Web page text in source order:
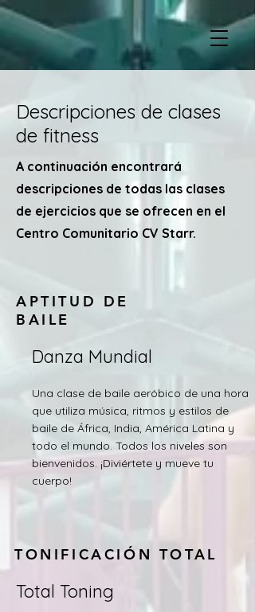
Descripciones de clases
de fitness
A continuación encontrará
descripciones de todas las clases
de ejercicios que se ofrecen en el
Centro Comunitario CV Starr.
APTITUD DE
BAILE
Danza Mundial
Una clase de baile aeróbico de una hora
que utiliza música, ritmos y estilos de
baile de África, India, América Latina y
todo el mundo. Todos los niveles son
bienvenidos. ¡Diviértete y mueve tu
cuerpo!
TONIFICACIÓN TOTAL
Total Toning